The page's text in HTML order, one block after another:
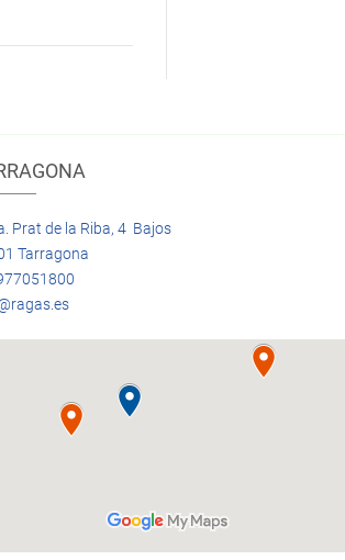
Prat de la Riba, 4 Bajos
Tarragona